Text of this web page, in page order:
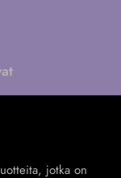
jotka on